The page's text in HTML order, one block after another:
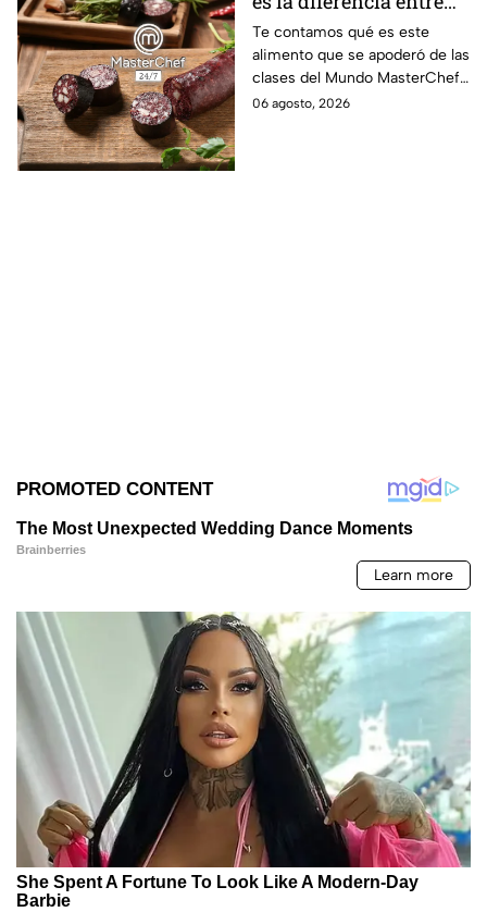
morcilla y moronga?
Te contamos qué es este
alimento que se apoderó de las
clases del Mundo MasterChef
24/7.
06 agosto, 2026